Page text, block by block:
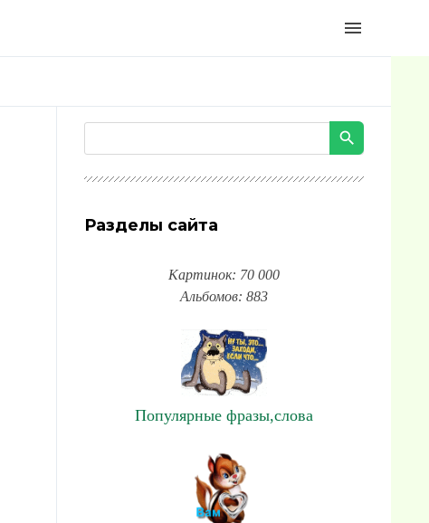
menu
Разделы сайта
Картинок: 70 000
Альбомов: 883
Популярные фразы,слова